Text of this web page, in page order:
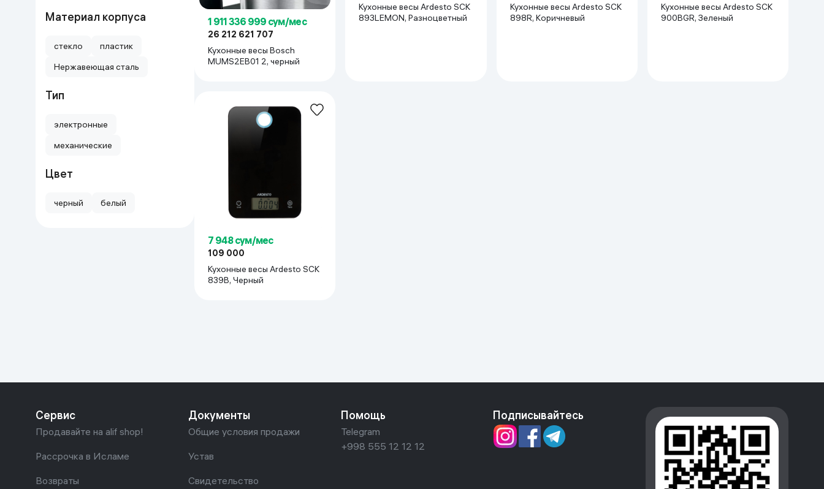
Бытовая химия
Книги
Материал корпуса
стекло
пластик
Нержавеющая сталь
Тип
электронные
механические
Цвет
черный белый
1 911 336 999 сум/мес
26 212 621 707
Кухонные весы Bosch
MUMS2EB01 2, черный
Кухонные весы Ardesto SCK
893LEMON, Разноцветный
Кухонные весы Ardesto SCK
898R, Коричневый
Кухонные весы Ardesto SCK
900BGR, Зеленый
7 948 сум/мес
109 000
Кухонные весы Ardesto SCK
839B, Черный
Сервис
Продавайте на alif shop!
Рассрочка в Исламе
Возвраты
Документы
Общие условия продажи
Устав
Свидетельство
Помощь
Telegram
+998 555 12 12 12
Подписывайтесь